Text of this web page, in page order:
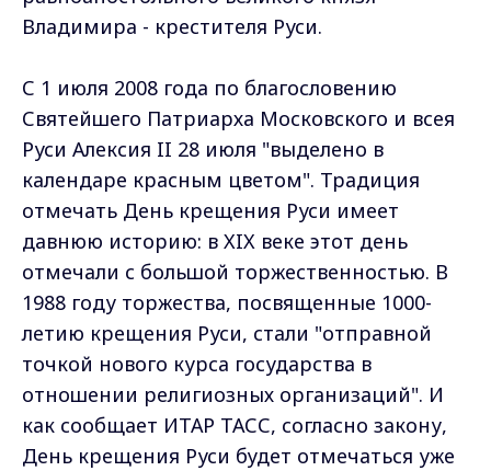
Владимира - крестителя Руси.
С 1 июля 2008 года по благословению
Святейшего Патриарха Московского и всея
Руси Алексия II 28 июля "выделено в
календаре красным цветом". Традиция
отмечать День крещения Руси имеет
давнюю историю: в XIX веке этот день
отмечали с большой торжественностью. В
1988 году торжества, посвященные 1000-
летию крещения Руси, стали "отправной
точкой нового курса государства в
отношении религиозных организаций". И
как сообщает ИТАР ТАСС, согласно закону,
День крещения Руси будет отмечаться уже